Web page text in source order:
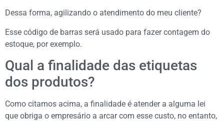
Dessa forma, agilizando o atendimento do meu cliente?
Esse código de barras será usado para fazer contagem do
estoque, por exemplo.
Qual a finalidade das etiquetas
dos produtos?
Como citamos acima, a finalidade é atender a alguma lei
que obriga o empresário a arcar com esse custo, no entanto,